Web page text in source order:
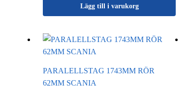
Lägg till i varukorg
PARALELLSTAG 1743MM RÖR
62MM SCANIA